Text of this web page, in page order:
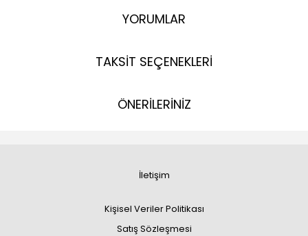
YORUMLAR
TAKSİT SEÇENEKLERİ
ÖNERİLERİNİZ
İletişim
Kişisel Veriler Politikası
Satış Sözleşmesi